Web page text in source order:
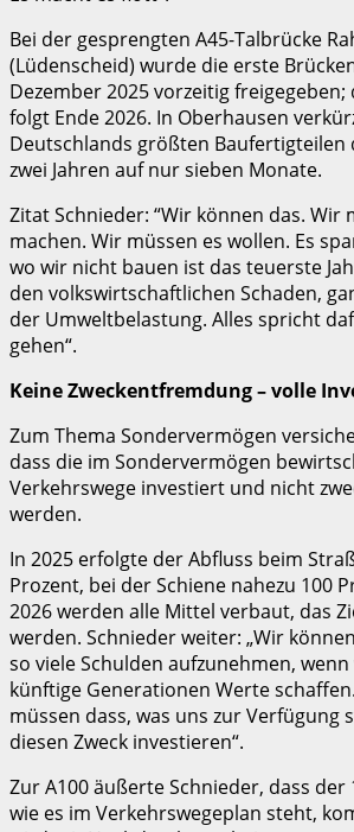
Bei der gesprengten A45-Talbrücke
(Lüdenscheid) wurde die erste
Dezember 2025 vorzeitig
folgt Ende 2026. In Oberhausen
Deutschlands größten Baufertigteilen
zwei Jahren auf nur sieben Monate.
Zitat Schnieder: “Wir können das. Wir
machen. Wir müssen es wollen. Es
wo wir nicht bauen ist das teuerste
den volkswirtschaftlichen Schaden,
der Umweltbelastung. Alles spricht
gehen“.
Keine Zweckentfremdung – volle
Zum Thema Sondervermögen
dass die im Sondervermögen
Verkehrswege investiert und nicht
werden.
In 2025 erfolgte der Abfluss beim
Prozent, bei der Schiene nahezu 100
2026 werden alle Mittel verbaut, das
werden. Schnieder weiter: „Wir
so viele Schulden aufzunehmen,
künftige Generationen Werte
müssen dass, was uns zur Verfügung
diesen Zweck investieren“.
Zur A100 äußerte Schnieder, dass der
wie es im Verkehrswegeplan steht,